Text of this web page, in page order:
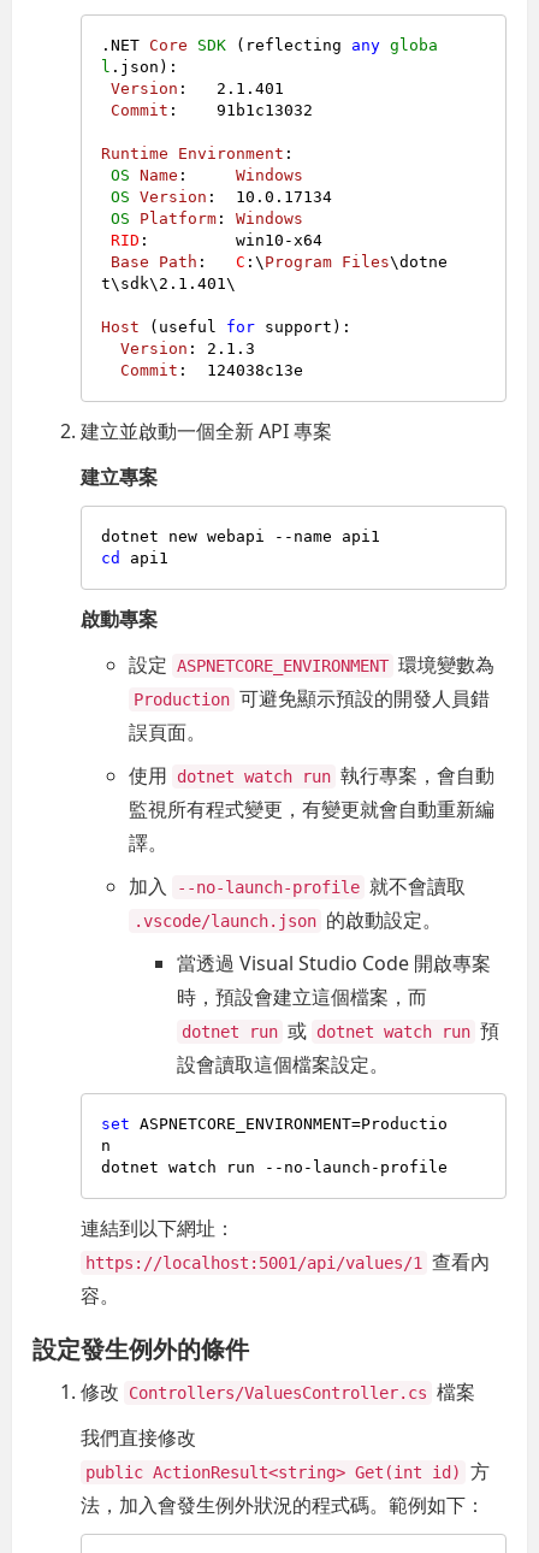
.NET Core SDK (reflecting any globa
l . json ):
Version : 2.1 .401
Commit :    91b1c13032
Runtime Environment :
OS
Name : Windows
OS
Version : 10.0 .17134
OS
Platform : Windows
RID :         win10-x64
Base
Path : C :\ Program Files\dotne
t\sdk\ 2.1 .401\
Host (useful for support):
Version : 2.1 .3
Commit
建立並啟動一個全新 API 專案
建立專案
cd
啟動專案
設定 ASPNETCORE_ENVIRONMENT 環境變數為
Production 可避免顯示預設的開發人員錯
誤頁面。
使用
dotnet watch run 執行專案，會自動
監視所有程式變更，有變更就會自動重新編
譯。
加入
--no-launch-profile 就不會讀取
.vscode/launch.json 的啟動設定。
當透過 Visual Studio Code 開啟專案
時，預設會建立這個檔案，而
dotnet run 或 dotnet watch run 預
設會讀取這個檔案設定。
set ASPNETCORE_ENVIRONMENT=Productio
n
連結到以下網址：
https://localhost:5001/api/values/1
查看內
容。
設定發生例外的條件
修改 Controllers/ValuesController.cs 檔案
我們直接修改
public ActionResult<string> Get(int id)
方
法，加入會發生例外狀況的程式碼。範例如下：